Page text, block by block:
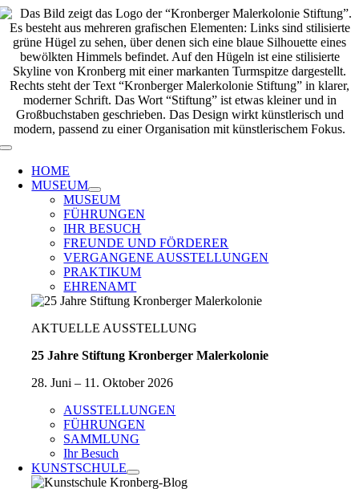
Zum
Inhalt
springen
Toggle
Navigation
HOME
MUSEUM
MUSEUM
FÜHRUNGEN
IHR BESUCH
FREUNDE UND FÖRDERER
VERGANGENE AUSSTELLUNGEN
PRAKTIKUM
EHRENAMT
AKTUELLE AUSSTELLUNG
25 Jahre Stiftung Kronberger Malerkolonie
28. Juni – 11. Oktober 2026
AUSSTELLUNGEN
FÜHRUNGEN
SAMMLUNG
Ihr Besuch
KUNSTSCHULE